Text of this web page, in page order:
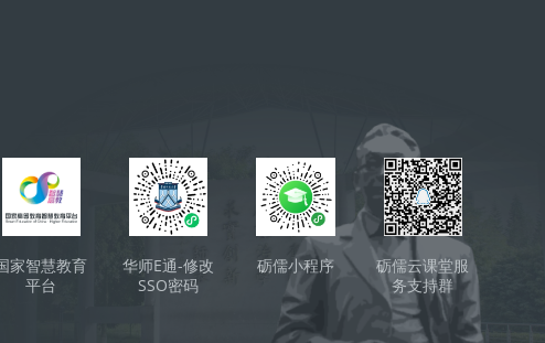
版块
家智慧教育
平台
华师E通-修改
SSO密码
砺儒小程序
砺儒云课堂服
务支持群
（QQ）